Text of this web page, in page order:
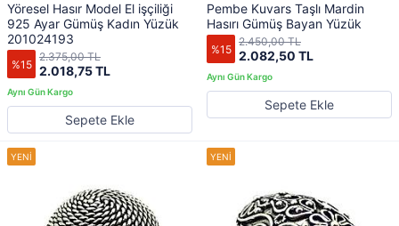
Yöresel Hasır Model El işçiliği
925 Ayar Gümüş Kadın Yüzük
201024193
%15 2.018,75 TL
2.375,00 TL
Sepete Ekle
Pembe Kuvars Taşlı Mardin
Hasırı Gümüş Bayan Yüzük
%15 2.082,50 TL
2.450,00 TL
Sepete Ekle